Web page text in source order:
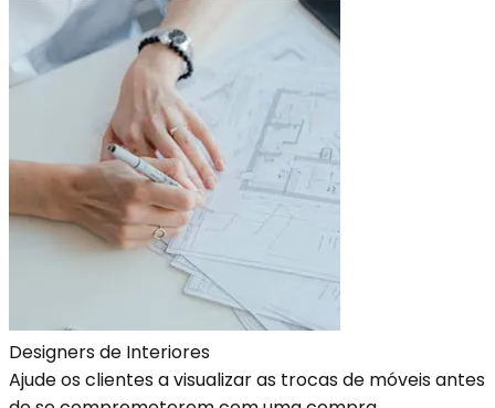
Designers de Interiores
Ajude os clientes a visualizar as trocas de móveis antes